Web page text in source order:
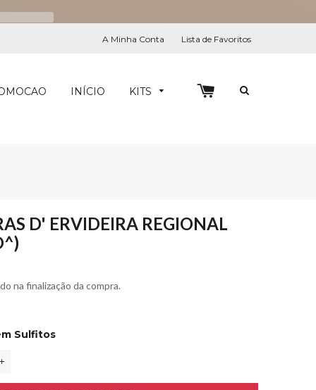
A Minha Conta Lista de Favoritos
INÍCIO KITS
D' ERVIDEIRA REGIONAL
na finalização da compra.
Sulfitos